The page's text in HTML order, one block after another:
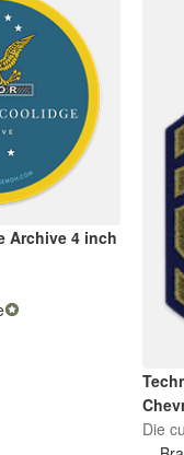
Archive 4 inch
Die